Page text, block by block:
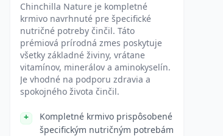
Chinchilla Nature je kompletné
krmivo navrhnuté pre špecifické
nutričné potreby činčil. Táto
prémiová prírodná zmes poskytuje
všetky základné živiny, vrátane
vitamínov, minerálov a aminokyselín.
Je vhodné na podporu zdravia a
spokojného života činčil.
Kompletné krmivo prispôsobené
špecifickým nutričným potrebám